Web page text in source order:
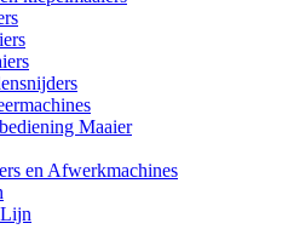
Maaier
en Afwerkmachines